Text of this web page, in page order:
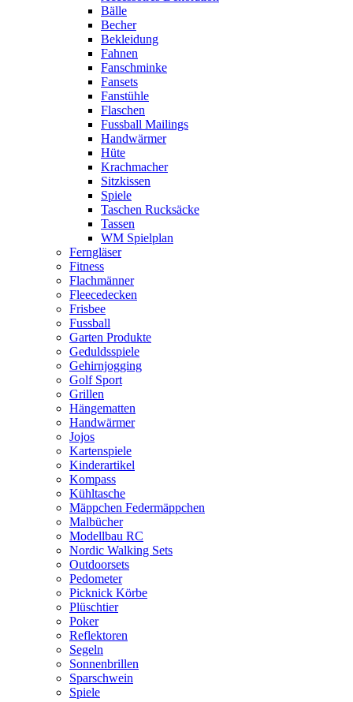
Bälle
Becher
Bekleidung
Fahnen
Fanschminke
Fansets
Fanstühle
Flaschen
Fussball Mailings
Handwärmer
Hüte
Krachmacher
Sitzkissen
Spiele
Taschen Rucksäcke
Tassen
WM Spielplan
Ferngläser
Fitness
Flachmänner
Fleecedecken
Frisbee
Fussball
Garten Produkte
Geduldsspiele
Gehirnjogging
Golf Sport
Grillen
Hängematten
Handwärmer
Jojos
Kartenspiele
Kinderartikel
Kompass
Kühltasche
Mäppchen Federmäppchen
Malbücher
Modellbau RC
Nordic Walking Sets
Outdoorsets
Pedometer
Picknick Körbe
Plüschtier
Poker
Reflektoren
Segeln
Sonnenbrillen
Sparschwein
Spiele